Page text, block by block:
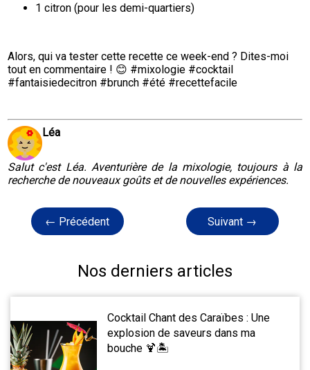
1 citron (pour les demi-quartiers)
Alors, qui va tester cette recette ce week-end ? Dites-moi
tout en commentaire ! 😊 #mixologie #cocktail
#fantaisiedecitron #brunch #été #recettefacile
Léa
Salut c'est Léa. Aventurière de la mixologie, toujours à la
recherche de nouveaux goûts et de nouvelles expériences.
← Précédent Suivant →
Nos derniers articles
Cocktail Chant des Caraïbes : Une
explosion de saveurs dans ma
bouche 🍹🏝️